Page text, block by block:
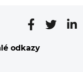
odkazy